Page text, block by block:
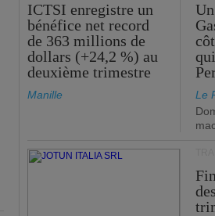
ICTSI enregistre un
bénéfice net record
de 363 millions de
dollars (+24,2 %) au
deuxième trimestre
Manille
Le